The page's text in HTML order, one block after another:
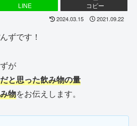
LINE コピー
2024.03.15 2021.09.22
ずです！
が
と思った飲み物の量
物をお伝えします。